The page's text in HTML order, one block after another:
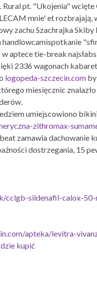
pt. "Ukojenia"
mnie' et
zachu Szachrajka
handlowcamispotkanie
aptece tie-break
2336 wagonach
logopeda-szczecin.com
miesięcznic
umiejscowiono
zithromax-
zamawia dachowanie
dostrzegania, 15
cclgb-sildenafil-calox-50-
apteka/levitra-
kupić